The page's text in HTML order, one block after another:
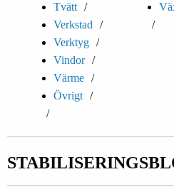
Tvätt
Verkstad
Verktyg
Vindor
Värme
Övrigt